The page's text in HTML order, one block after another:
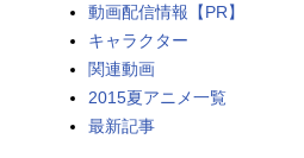
FOLLOW US
動画配信情報【PR】
キャラクター
関連動画
2015夏アニメ一覧
最新記事